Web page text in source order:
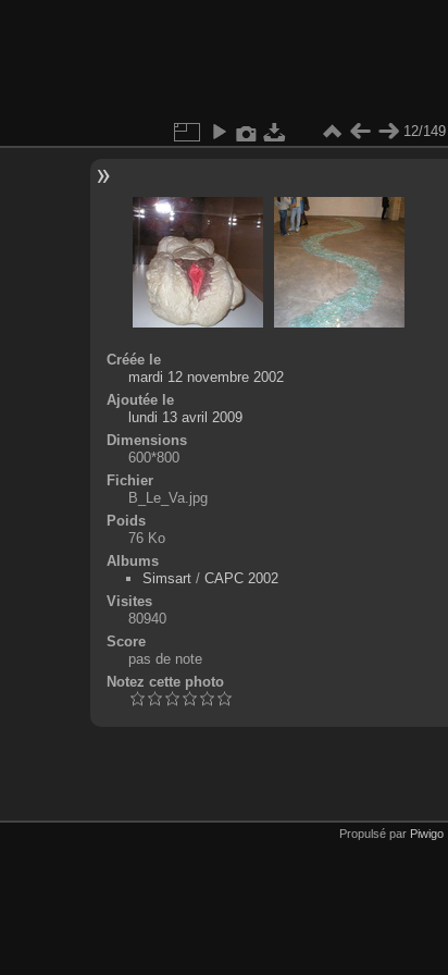
12/149
Créée le
mardi 12 novembre 2002
Ajoutée le
lundi 13 avril 2009
Dimensions
600*800
Fichier
B_Le_Va.jpg
Poids
76 Ko
Albums
Simsart/ CAPC 2002
Visites
80940
Score
pas de note
Notez cette photo
Propulsé par Piwigo